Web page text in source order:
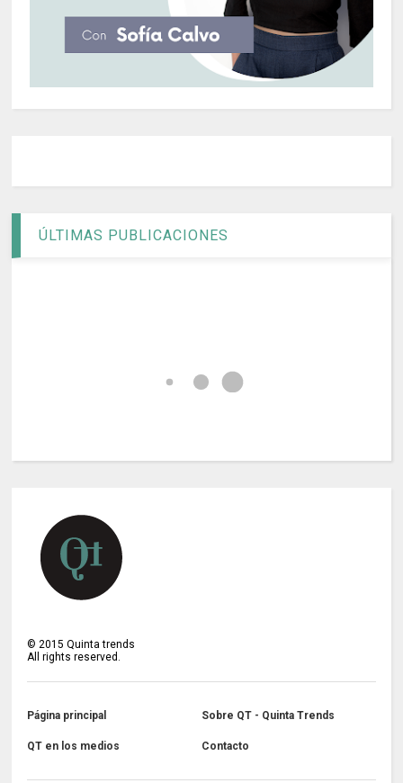
ÚLTIMAS PUBLICACIONES
© 2015 Quinta trends
All rights reserved.
Página principal Sobre QT - Quinta Trends
QT en los medios Contacto